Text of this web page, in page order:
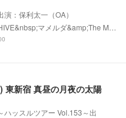
演：保利太一（OA）
マメルダ&amp;The M…
東新宿 真昼の月夜の太陽
ハッスルツアー Vol.153～出